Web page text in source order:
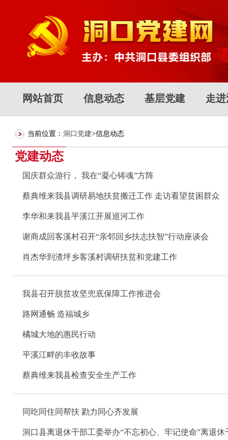
网站首页 信息动态 基层党建 走
当前位置： 洞口党建>信息动态
党建动态
国庆群众游行， 我在“凝心铸魂”方阵
蔡典维来我县调研易地扶贫搬迁工作 走访看望贫困群众
李华和来我县平溪江开展巡河工作
谢商成回客溪村召开“亲邻回乡扶志扶智”行动座谈会
肖杰华到渣坪乡客溪村调研扶贫和党建工作
我县召开脱贫攻坚兜底保障工作推进会
路网通畅 造福城乡
橘城大地的惠民行动
平溪江畔的丰收故事
蔡典维来我县检查安全生产工作
同吃同住同帮扶 勠力同心齐发展
洞口县离退休干部工委举办“不忘初心、牢记使命”离退休